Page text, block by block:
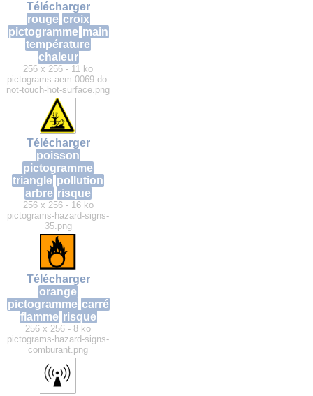
Télécharger
rouge croix
pictogramme main
température
chaleur
256 x 256 - 11 ko
pictograms-aem-0069-do-
not-touch-hot-surface.png
Télécharger
poisson
pictogramme
triangle pollution
arbre risque
256 x 256 - 16 ko
pictograms-hazard-signs-
35.png
Télécharger
orange
pictogramme carré
flamme risque
256 x 256 - 8 ko
pictograms-hazard-signs-
comburant.png